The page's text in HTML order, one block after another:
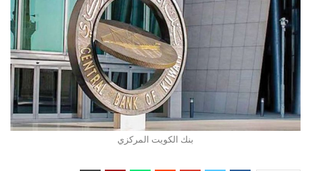
بنك الكويت المركزي